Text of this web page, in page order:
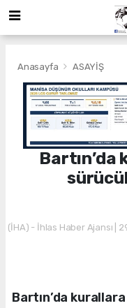
Anasayfa ASAYİŞ
(İHA) - İhlas Haber Ajansı |
Bartın’da